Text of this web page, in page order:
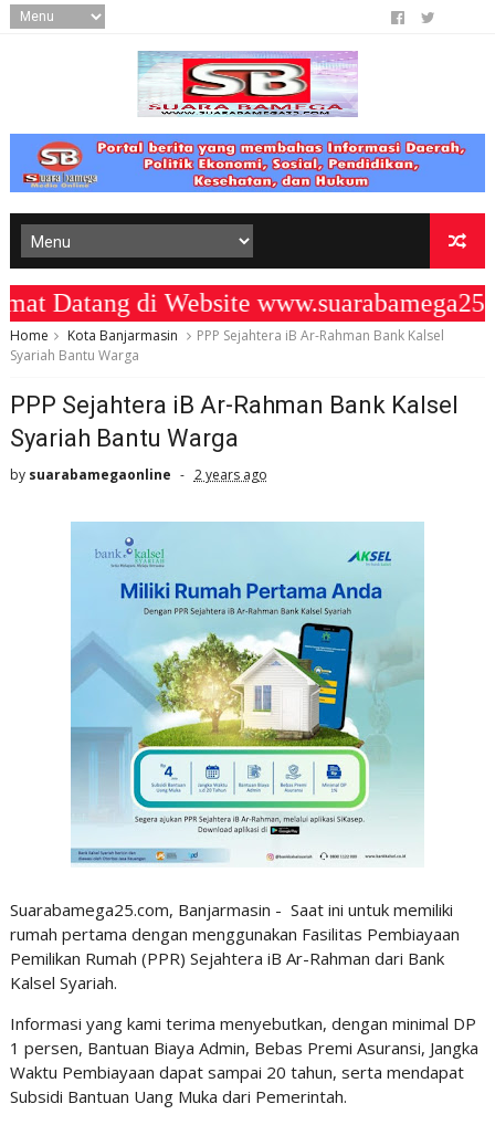
di Website
Home Kota Banjarmasin
PPP Sejahtera iB Ar-Rahman Bank Kalsel
Syariah Bantu Warga
PPP Sejahtera iB Ar-Rahman Bank Kalsel
Syariah Bantu Warga
by suarabamegaonline 2 years ago
Suarabamega25.com, Banjarmasin - Saat ini untuk memiliki
rumah pertama dengan menggunakan Fasilitas Pembiayaan
Pemilikan Rumah (PPR) Sejahtera iB Ar-Rahman dari Bank
Kalsel Syariah.
Informasi yang kami terima menyebutkan, dengan minimal DP
1 persen, Bantuan Biaya Admin, Bebas Premi Asuransi, Jangka
Waktu Pembiayaan dapat sampai 20 tahun, serta mendapat
Subsidi Bantuan Uang Muka dari Pemerintah.